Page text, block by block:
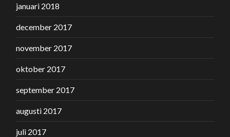
januari 2018
december 2017
november 2017
oktober 2017
september 2017
augusti 2017
juli 2017